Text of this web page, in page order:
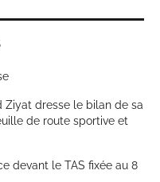
Ziyat dresse le bilan de sa
de route sportive et
devant le TAS fixée au 8